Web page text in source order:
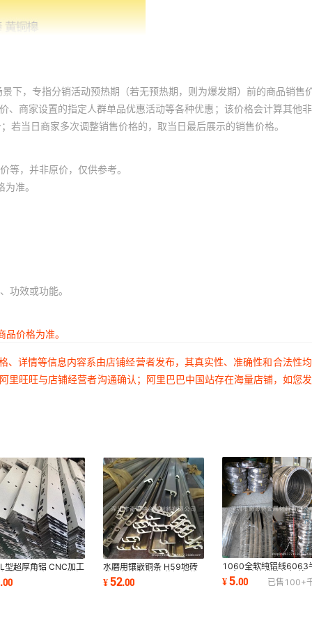
下，专指分销活动预热期（若无预热期，则为爆发期）前的商品销售
商家设置的指定人群单品优惠活动等各种优惠；该价格会计算其他
当日商家多次调整销售价格的，取当日最后展示的销售价格。
等，并非原价，仅供参考。
准。
功效或功能。
价格为准。
详情等信息内容系由店铺经营者发布，其真实性、准确性和合法性
旺旺与店铺经营者沟通确认；阿里巴巴中国站存在海量店铺，如您
型超厚角铝 CNC加工
角铝
.00
水磨用镶嵌铜条 H59地砖
黄铜装饰条 装饰黄铜条黄
铜型材
¥52.00
1060全软纯铝线6063
硬全硬挂钩锁匙扣铝线
6061超粗冷镦铝线调直
¥5.00 已售 100+